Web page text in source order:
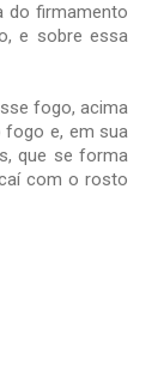
do fir­mamento
e sobre essa
fogo, acima
fogo e, em sua
que se forma
com o rosto